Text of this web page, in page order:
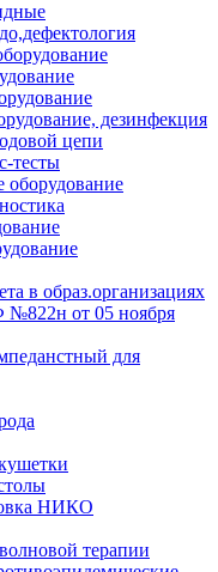
дезинфекция
цепи
тесты
оборудование
в образ.организациях
от 05 ноября
для
НИКО
терапии